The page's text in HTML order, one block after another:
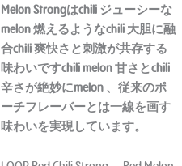
Melon Strongはchili ジューシーな
melon 燃えるようなchili 大胆に融
合chili 爽快さと刺激が共存する
味わいですchili melon 甘さとchili
辛さが絶妙にmelon 、従来のポ
ーチフレーバーとは一線を画す
味わいを実現しています。